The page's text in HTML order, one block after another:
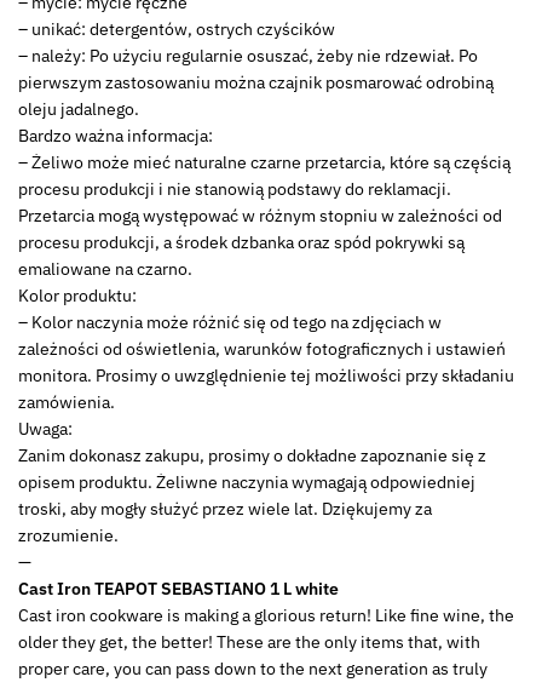
– unikać: detergentów, ostrych czyścików
– należy: Po użyciu regularnie osuszać, żeby nie rdzewiał. Po
pierwszym zastosowaniu można czajnik posmarować odrobiną
oleju jadalnego.
Bardzo ważna informacja:
– Żeliwo może mieć naturalne czarne przetarcia, które są częścią
procesu produkcji i nie stanowią podstawy do reklamacji.
Przetarcia mogą występować w różnym stopniu w zależności od
procesu produkcji, a środek dzbanka oraz spód pokrywki są
emaliowane na czarno.
Kolor produktu:
– Kolor naczynia może różnić się od tego na zdjęciach w
zależności od oświetlenia, warunków fotograficznych i ustawień
monitora. Prosimy o uwzględnienie tej możliwości przy składaniu
zamówienia.
Uwaga:
Zanim dokonasz zakupu, prosimy o dokładne zapoznanie się z
opisem produktu. Żeliwne naczynia wymagają odpowiedniej
troski, aby mogły służyć przez wiele lat. Dziękujemy za
zrozumienie.
—
Cast Iron TEAPOT SEBASTIANO 1 L white
Cast iron cookware is making a glorious return! Like fine wine, the
older they get, the better! These are the only items that, with
proper care, you can pass down to the next generation as truly